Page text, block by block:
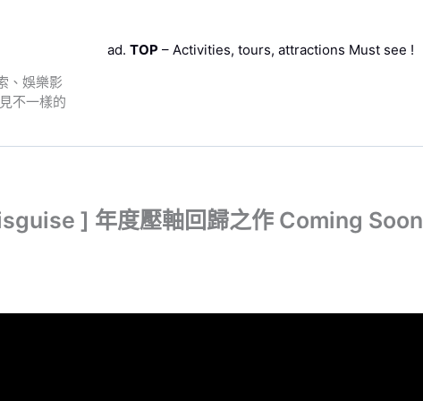
、娛樂影
不一樣的
ad. TOP– Activities, tours, attractions Must see !
] 年度壓軸回歸之作 Coming Soon